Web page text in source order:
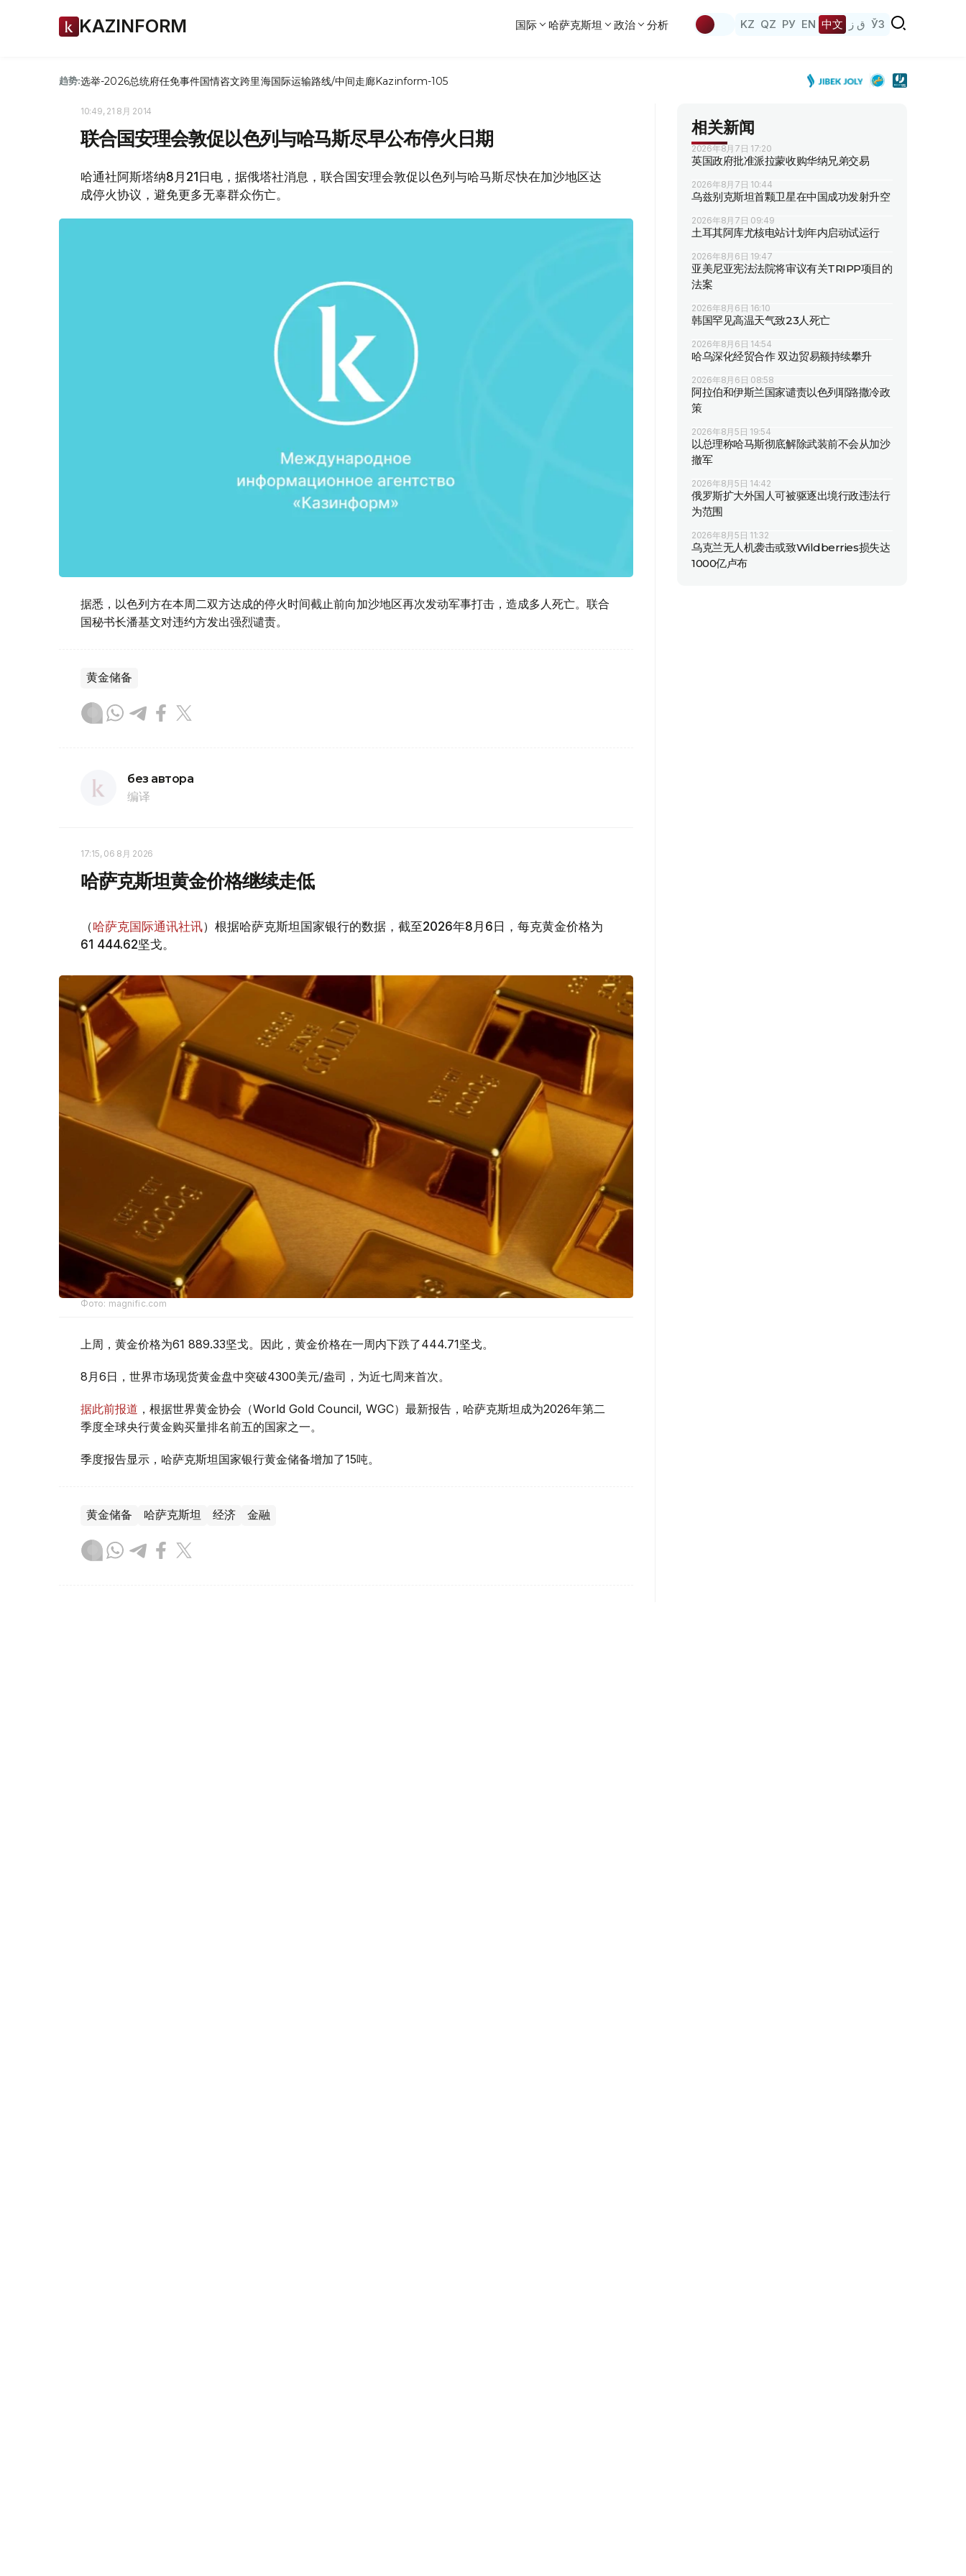
KAZINFORM 国际 哈萨克斯坦 政治 分析 KZ QZ РУ EN 中文 ق ز ЎЗ
趋势:选举-2026总统府任免事件国情咨文跨里海国际运输路线/中间走廊Kazinform-105
10:49, 21 8月 2014
联合国安理会敦促以色列与哈马斯尽早公布停火日期
哈通社阿斯塔纳8月21日电，据俄塔社消息，联合国安理会敦促以色列与哈马斯尽快在加沙地区达
成停火协议，避免更多无辜群众伤亡。
据悉，以色列方在本周二双方达成的停火时间截止前向加沙地区再次发动军事打击，造成多人死亡。联合
国秘书长潘基文对违约方发出强烈谴责。
黄金储备
без автора
编译
17:15, 06 8月 2026
哈萨克斯坦黄金价格继续走低
（哈萨克国际通讯社讯）根据哈萨克斯坦国家银行的数据，截至2026年8月6日，每克黄金价格为
61 444.62坚戈。
Фото: magnific.com
上周，黄金价格为61 889.33坚戈。因此，黄金价格在一周内下跌了444.71坚戈。
8月6日，世界市场现货黄金盘中突破4300美元/盎司，为近七周来首次。
据此前报道 ，根据世界黄金协会（World Gold Council, WGC）最新报告，哈萨克斯坦成为2026年第二
季度全球央行黄金购买量排名前五的国家之一。
季度报告显示，哈萨克斯坦国家银行黄金储备增加了15吨。
黄金储备 哈萨克斯坦 经济 金融
相关新闻
2026年8月7日 17:20
英国政府批准派拉蒙收购华纳兄弟交易
2026年8月7日 10:44
乌兹别克斯坦首颗卫星在中国成功发射升空
2026年8月7日 09:49
土耳其阿库尤核电站计划年内启动试运行
2026年8月6日 19:47
亚美尼亚宪法法院将审议有关TRIPP项目的
法案
2026年8月6日 16:10
韩国罕见高温天气致23人死亡
2026年8月6日 14:54
哈乌深化经贸合作 双边贸易额持续攀升
2026年8月6日 08:58
阿拉伯和伊斯兰国家谴责以色列耶路撒冷政
策
2026年8月5日 19:54
以总理称哈马斯彻底解除武装前不会从加沙
撤军
2026年8月5日 14:42
俄罗斯扩大外国人可被驱逐出境行政违法行
为范围
2026年8月5日 11:32
乌克兰无人机袭击或致Wildberries损失达
1000亿卢布